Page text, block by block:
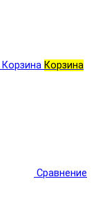
Корзина Корзина
Сравнение